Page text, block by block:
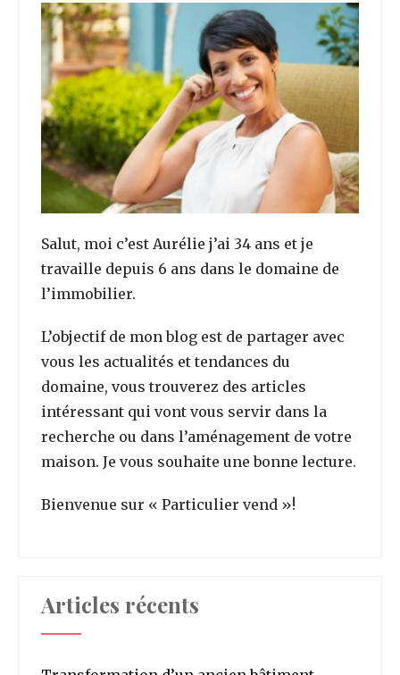
Salut, moi c’est Aurélie j’ai 34 ans et je
travaille depuis 6 ans dans le domaine de
l’immobilier.
L’objectif de mon blog est de partager avec
vous les actualités et tendances du
domaine, vous trouverez des articles
intéressant qui vont vous servir dans la
recherche ou dans l’aménagement de votre
maison. Je vous souhaite une bonne lecture.
Bienvenue sur « Particulier vend »!
Articles récents